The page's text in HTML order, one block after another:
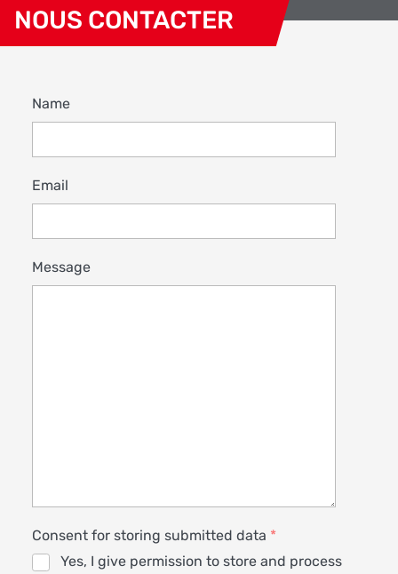
NOUS CONTACTER
Name
Email
Message
Consent for storing submitted data *
Yes, I give permission to store and process